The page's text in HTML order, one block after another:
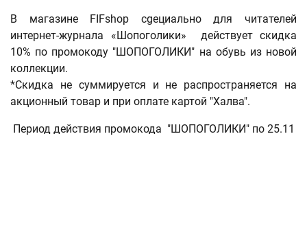
В магазине FIFshop cgециально для читателей
интернет-журнала «Шопоголики» действует скидка
10% по промокоду "ШОПОГОЛИКИ" на обувь из новой
коллекции.
*Скидка не суммируется и не распространяется на
акционный товар и при оплате картой "Халва".
Период действия промокода "ШОПОГОЛИКИ" по 25.11